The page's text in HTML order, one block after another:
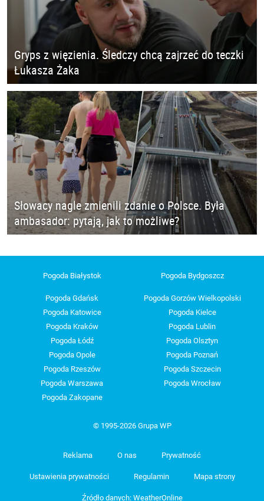
Gryps z więzienia. Śledczy chcą zajrzeć do teczki
Łukasza Żaka
Słowacy nagle zmienili zdanie o Polsce. Była
ambasador: pytają, jak to możliwe?
Pogoda Białystok Pogoda Bydgoszcz
Pogoda Gdańsk
Pogoda Gorzów Wielkopolski
Pogoda Katowice
Pogoda Kielce
Pogoda Kraków
Pogoda Lublin
Pogoda Łódź
Pogoda Olsztyn
Pogoda Opole
Pogoda Poznań
Pogoda Rzeszów
Pogoda Szczecin
Pogoda Warszawa
Pogoda Wrocław
Pogoda Zakopane
© 1995-2026 Grupa WP
Reklama O nas Prywatność
Ustawienia prywatności Regulamin Mapa strony
Źródło danych: WeatherOnline